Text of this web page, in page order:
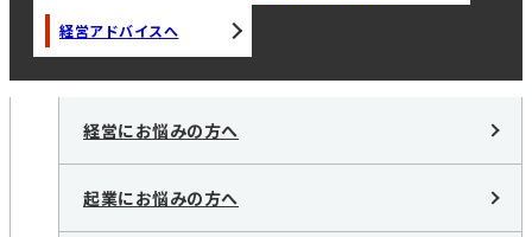
経営アドバイスへ
経営にお悩みの方へ
起業にお悩みの方へ